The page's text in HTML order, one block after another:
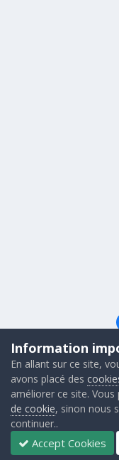
©
Information
En allant sur ce site,
avons placé des
améliorer ce site. Vous
de cookie, sinon nous
continuer..
Accept Cookies